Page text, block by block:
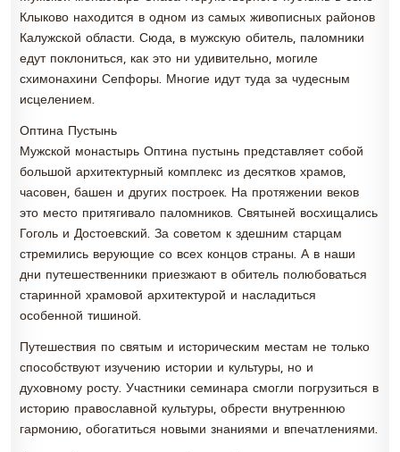
Клыково находится в одном из самых живописных районов
Калужской области. Сюда, в мужскую обитель, паломники
едут поклониться, как это ни удивительно, могиле
схимонахини Сепфоры. Многие идут туда за чудесным
исцелением.
Оптина Пустынь
Мужской монастырь Оптина пустынь представляет собой
большой архитектурный комплекс из десятков храмов,
часовен, башен и других построек. На протяжении веков
это место притягивало паломников. Святыней восхищались
Гоголь и Достоевский. За советом к здешним старцам
стремились верующие со всех концов страны. А в наши
дни путешественники приезжают в обитель полюбоваться
старинной храмовой архитектурой и насладиться
особенной тишиной.
Путешествия по святым и историческим местам не только
способствуют изучению истории и культуры, но и
духовному росту. Участники семинара смогли погрузиться в
историю православной культуры, обрести внутреннюю
гармонию, обогатиться новыми знаниями и впечатлениями.